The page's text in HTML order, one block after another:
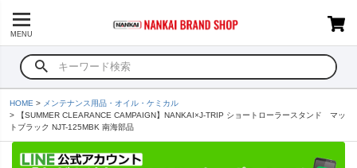
MENU
HOME
メンテナンス用品・オイル・ケミカル
【SUMMER CLEARANCE CAMPAIGN】NANKAI×J-TRIP ショートローラースタンド マッ
トブラック NJT-125MBK 南海部品